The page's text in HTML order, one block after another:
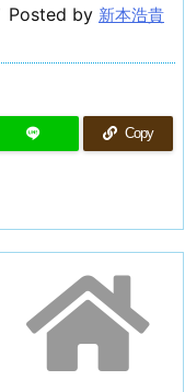
Posted by 新本浩貴
Copy